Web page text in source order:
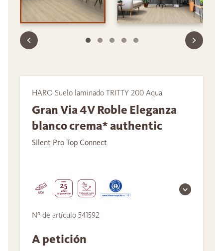
HARO Suelo laminado TRITTY 200 Aqua
Gran Via 4V Roble Eleganza
blanco crema* authentic
Silent Pro Top Connect
Nº de artículo 541592
A petición